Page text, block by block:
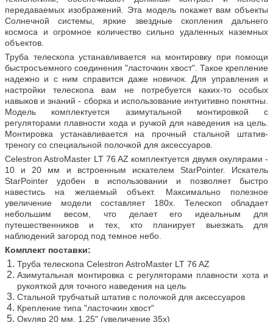
передаваемых изображений. Эта модель покажет вам объекты
Солнечной системы, яркие звездные скопления дальнего
космоса и огромное количество сильно удаленных наземных
объектов.
Труба телескопа устанавливается на монтировку при помощи
быстросъемного соединения "ласточкин хвост". Такое крепление
надежно и с ним справится даже новичок. Для управления и
настройки телескопа вам не потребуется каких-то особых
навыков и знаний - сборка и использование интуитивно понятны.
Модель комплектуется азимутальной монтировкой с
регуляторами плавности хода и ручкой для наведения на цель.
Монтировка устанавливается на прочный стальной штатив-
треногу со специальной полочкой для аксессуаров.
Celestron AstroMaster LT 76 AZ комплектуется двумя окулярами -
10 и 20 мм и встроенным искателем StarPointer. Искатель
StarPointer удобен в использовании и позволяет быстро
навестись на желаемый объект. Максимально полезное
увеличение модели составляет 180х. Телескоп обладает
небольшим весом, что делает его идеальным для
путешественников и тех, кто планирует выезжать для
наблюдений загород под темное небо.
Комплект поставки:
Труба телескопа Celestron AstroMaster LT 76 AZ
Азимутальная монтировка с регуляторами плавности хота и
рукояткой для точного наведения на цель
Стальной трубчатый штатив с полочкой для аксессуаров
Крепление типа "ласточкин хвост"
Окуляр 20 мм, 1,25" (увеличение 35х)